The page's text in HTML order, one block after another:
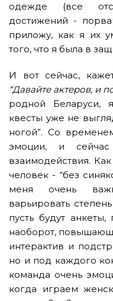
одежде (все
достижений -
приложу, как я их
того, что я была в
И вот сейчас,
“Давайте актеров, и
родной Беларуси,
квесты уже не
ногой”. Со
эмоции, и
взаимодействия.
человек - “без
меня очень
варьировать
пусть будут
наоборот,
интерактив и
но и под каждого
команда очень
когда играем